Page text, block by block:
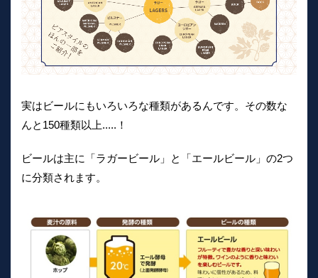
実はビールにもいろいろな種類があるんです。その数な
んと150種類以上.....！
ビールは主に「ラガービール」と「エールビール」の2つ
に分類されます。